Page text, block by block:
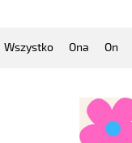
Wszystko Ona On